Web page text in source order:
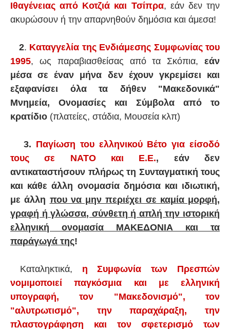
Ιθαγένειας από Κοτζιά και Τσίπρα, εάν δεν την
ακυρώσουν ή την απαρνηθούν δημόσια και άμεσα!
2. Καταγγελία της Ενδιάμεσης Συμφωνίας του
1995, ως παραβιασθείσας από τα Σκόπια, εάν
μέσα σε έναν μήνα δεν έχουν γκρεμίσει και
εξαφανίσει όλα τα δήθεν "Μακεδονικά"
Μνημεία, Ονομασίες και Σύμβολα από το
κρατίδιο (πλατείες, στάδια, Μουσεία κλπ)
3. Παγίωση του ελληνικού Βέτο για είσοδό
τους σε ΝΑΤΟ και Ε.Ε., εάν δεν
αντικαταστήσουν πλήρως τη Συνταγματική τους
και κάθε άλλη ονομασία δημόσια και ιδιωτική,
με άλλη που να μην περιέχει σε καμία μορφή,
γραφή ή γλώσσα, σύνθετη ή απλή την ιστορική
ελληνική ονομασία ΜΑΚΕΔΟΝΙΑ και τα
παράγωγά της!
Καταληκτικά, η Συμφωνία των Πρεσπών
νομιμοποιεί παγκόσμια και με ελληνική
υπογραφή, τον "Μακεδονισμό", τον
"αλυτρωτισμό", την παραχάραξη, την
πλαστογράφηση και τον σφετερισμό των